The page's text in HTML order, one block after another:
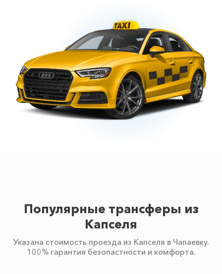
Популярные трансферы из
Капселя
Указана стоимость проезда из Капселя в Чапаевку.
100% гарантия безопастности и комфорта.